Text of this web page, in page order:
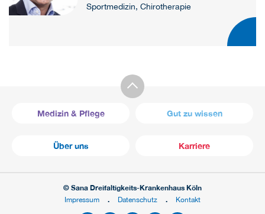
Sportmedizin, Chirotherapie
Medizin & Pflege Gut zu wissen
Über uns Karriere
© Sana Dreifaltigkeits-Krankenhaus Köln
Impressum
Datenschutz Kontakt